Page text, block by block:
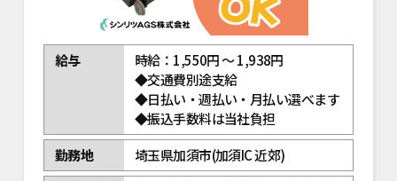
給与
時給：1,550円 ～ 1,938円
◆交通費別途支給
◆日払い・週払い・月払い選べます
◆振込手数料は当社負担
勤務地
埼玉県加須市(加須IC 近郊)